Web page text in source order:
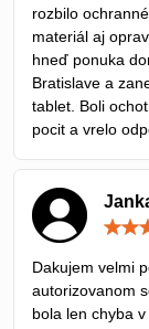
rozbilo
materiál aj
hneď ponuka
Bratislave a
tablet. Boli
pocit a vrelo
Dakujem velmi
autorizovanom
bola len chyba